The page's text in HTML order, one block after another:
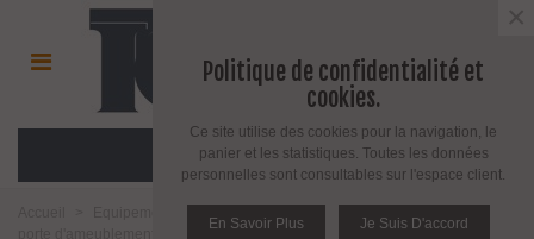
MENU
Politique de confidentialité et
cookies.
Ce site utilise des cookies pour la navigation, le
panier et les statistiques. Toutes les données
personnelles sont consultables sur l'espace client.
En Savoir Plus Je Suis D'accord